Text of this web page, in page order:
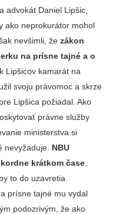
advokát Daniel Lipšic,
ako neprokurátor mohol
nevšimli, že zákon
na prísne tajné a o
Lipšicov kamarát na
svoju právomoc a skrze
Lipšica požiadal. Ako
právne služby
ministerstva si
nevyžaduje. NBU
krátkom čase,
to do uzavretia
prísne tajné mu vydal
podozrivým, že ako